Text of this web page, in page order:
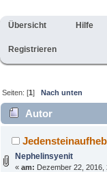
Übersicht Hilfe
Registrieren
Seiten: [1]Nach unten
Autor
3598 mal)
Nephelinsyenit
«am: Dezember 22,